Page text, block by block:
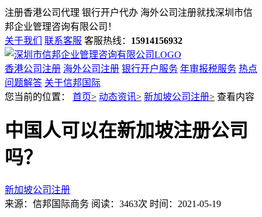
注册香港公司代理 银行开户代办 海外公司注册就找深圳市信
邦企业管理咨询有限公司！
关于我们
联系客服 客服热线： 15914156932
香港公司注册 海外公司注册 银行开户服务 年审报税服务 热点
问题解答 关于信邦国际
您当前的位置： 首页> 动态资讯> 新加坡公司注册> 查看内容
中国人可以在新加坡注册公司
吗？
新加坡公司注册
来源：信邦国际商务 阅读：3463次 时间：2021-05-19